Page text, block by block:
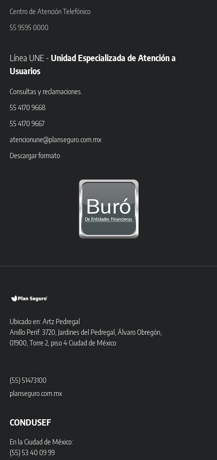
Centro de Atención Telefónico
55 9595 0000
Línea UNE - Unidad Especializada de Atención a
Usuarios
Consultas y reclamaciones.
55 4170 9668
55 4170 9667
atencionune@planseguro.com.mx
Descargar formato
Ubicado en: Artz Pedregal
Anillo Perif. 3720, Jardines del Pedregal, Álvaro Obregón,
01900, Torre 2, piso 4 Ciudad de México
(55) 51473100
planseguro.com.mx
CONDUSEF
En la Ciudad de México:
(55) 53 40 09 99